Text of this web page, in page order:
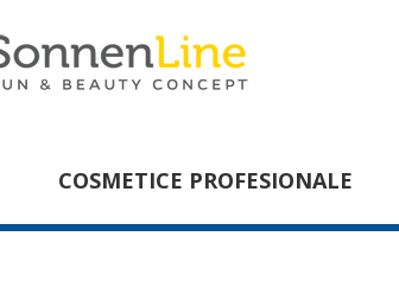
COSMETICE PROFESIONALE